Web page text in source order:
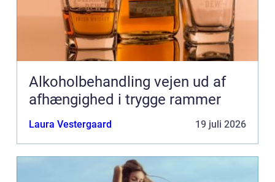
Alkoholbehandling vejen ud af
afhængighed i trygge rammer
Laura Vestergaard 19 juli 2026